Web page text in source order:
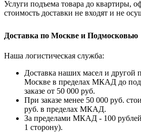
Услуги подъема товара до квартиры,
стоимость доставки не входят и не
Доставка по Москве и Подмосковью
Наша логистическая служба:
Доставка наших масел и другой
Москве в пределах МКАД до
заказе от 50 000 руб.
При заказе менее 50 000 руб.
руб. в пределах МКАД.
За пределами МКАД - 100 рублей
1 сторону).